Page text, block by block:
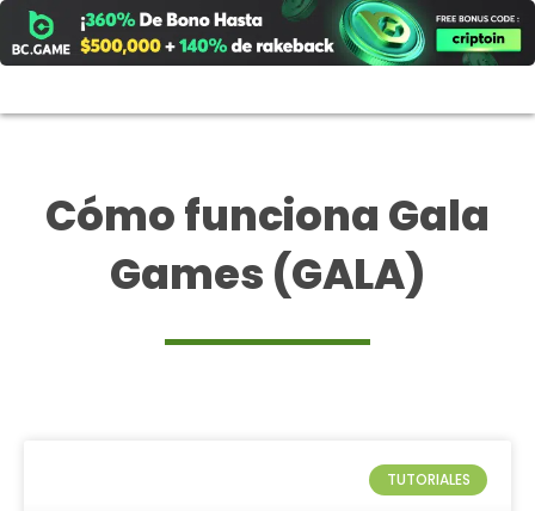
al
contenido
Cómo funciona Gala
Games (GALA)
TUTORIALES